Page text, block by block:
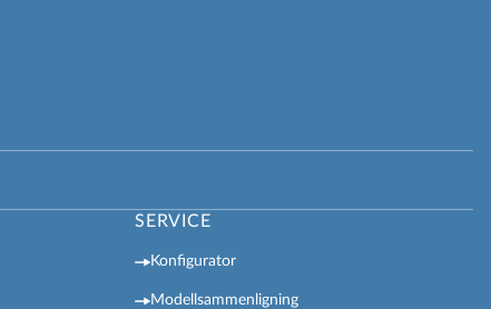
SERVICE
Konfigurator
Modellsammenligning